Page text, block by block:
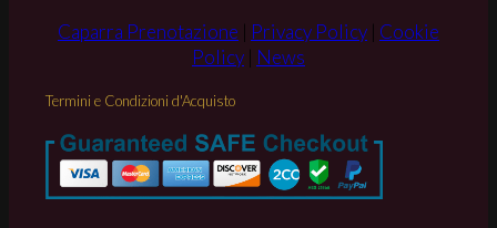
Caparra Prenotazione | Privacy Policy | Cookie
Policy | News
Termini e Condizioni d'Acquisto